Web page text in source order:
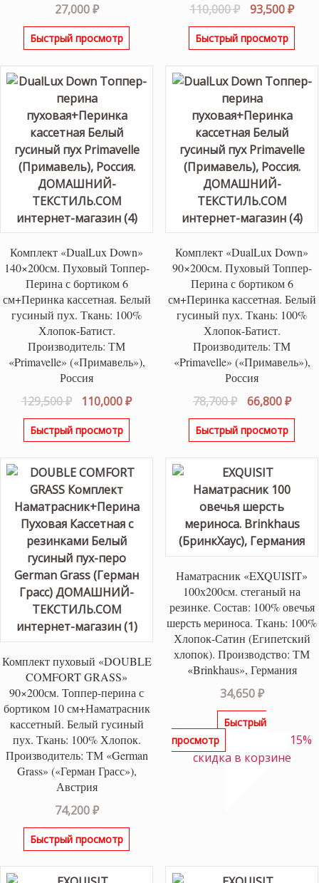
27,000₽
Быстрый просмотр
110,000₽
цена
составляла
93,500₽
Быстрый просмотр
Комплект «DualLux Down»
140×200см. Пуховый Топпер-
Перина с бортиком 6
см+Перинка кассетная. Белый
гусиный пух. Ткань: 100%
Хлопок-Батист.
Производитель: ТМ
«Primavelle» («Примавель»),
Россия
129,500₽
Первоначальная
цена
составляла
110,000₽Текущая
Быстрый просмотр
Комплект «DualLux Down»
90×200см. Пуховый Топпер-
Перина с бортиком 6
см+Перинка кассетная. Белый
гусиный пух. Ткань: 100%
Хлопок-Батист.
Производитель: ТМ
«Primavelle» («Примавель»),
Россия
78,700₽
цена
составляла
66,800₽
Быстрый просмотр
Комплект пуховый «DOUBLE
COMFORT GRASS»
90×200см. Топпер-перина с
бортиком 10 см+Наматрасник
кассетный. Белый гусиный
пух. Ткань: 100% Хлопок.
Производитель: ТМ «German
Grass» («Герман Грасс»),
Австрия
74,200₽
Быстрый просмотр
Наматрасник «EXQUISIT»
100х200см. стеганый на
резинке. Состав: 100% овечья
шерсть мериноса. Ткань: 100%
Хлопок-Сатин (Египетский
хлопок). Производство: ТМ
«Brinkhaus», Германия
34,650₽
Быстрый
просмотр
15%
скидка в корзине